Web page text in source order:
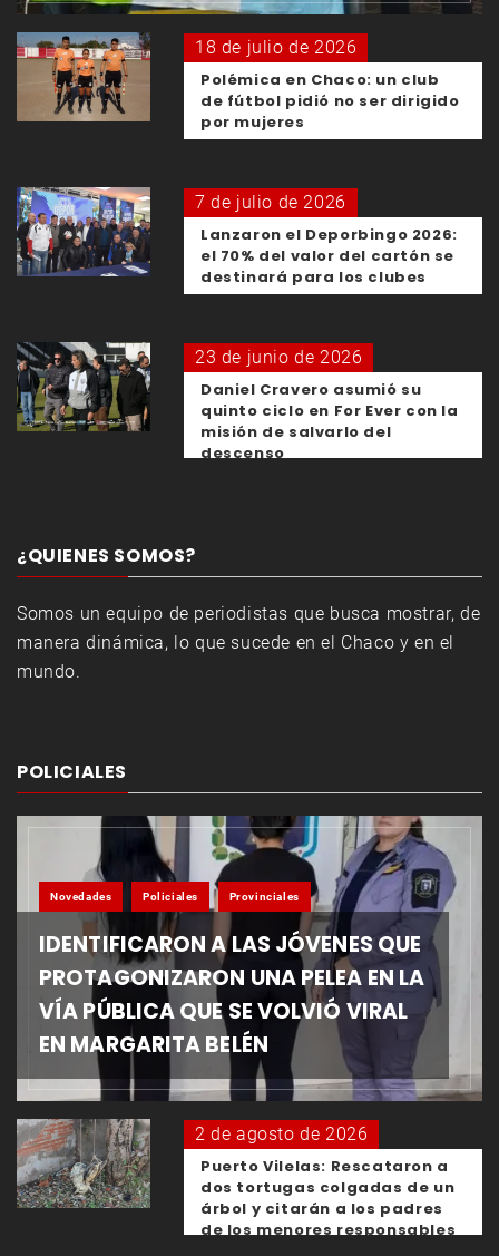
18 de julio de 2026
Polémica en Chaco: un club
de fútbol pidió no ser dirigido
por mujeres
7 de julio de 2026
Lanzaron el Deporbingo 2026:
el 70% del valor del cartón se
destinará para los clubes
23 de junio de 2026
Daniel Cravero asumió su
quinto ciclo en For Ever con la
misión de salvarlo del
descenso
¿QUIENES SOMOS?
Somos un equipo de periodistas que busca mostrar, de
manera dinámica, lo que sucede en el Chaco y en el
mundo.
POLICIALES
Novedades Policiales Provinciales
IDENTIFICARON A LAS JÓVENES QUE
PROTAGONIZARON UNA PELEA EN LA
VÍA PÚBLICA QUE SE VOLVIÓ VIRAL
EN MARGARITA BELÉN
2 de agosto de 2026
Puerto Vilelas: Rescataron a
dos tortugas colgadas de un
árbol y citarán a los padres
de los menores responsables